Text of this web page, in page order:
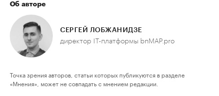
Об авторе
СЕРГЕЙ ЛОБЖАНИДЗЕ
директор IT-платформы bnMAP.pro
Точка зрения авторов, статьи которых публикуются в разделе
«Мнения», может не совпадать с мнением редакции.